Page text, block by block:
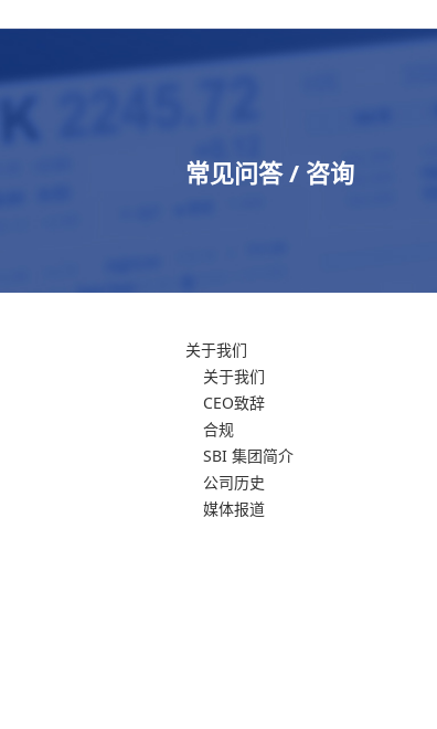
常见问答 / 咨询
关于我们
关于我们
CEO致辞
合规
SBI 集团简介
公司历史
媒体报道